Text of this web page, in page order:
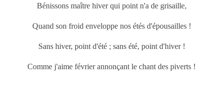
Bénissons maître hiver qui point n'a de grisaille,
Quand son froid enveloppe nos étés d'épousailles !
Sans hiver, point d'été ; sans été, point d'hiver !
Comme j'aime février annonçant le chant des piverts !